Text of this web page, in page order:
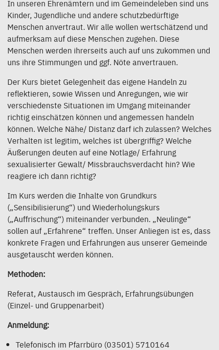
In unseren Ehrenämtern und im Gemeindeleben sind uns
Kinder, Jugendliche und andere schutzbedürftige
Menschen anvertraut. Wir alle wollen wertschätzend und
aufmerksam auf diese Menschen zugehen. Diese
Menschen werden ihrerseits auch auf uns zukommen und
uns ihre Stimmungen und ggf. Nöte anvertrauen.
Der Kurs bietet Gelegenheit das eigene Handeln zu
reflektieren, sowie Wissen und Anregungen, wie wir
verschiedenste Situationen im Umgang miteinander
richtig einschätzen können und angemessen handeln
können. Welche Nähe/ Distanz darf ich zulassen? Welches
Verhalten ist legitim, welches ist übergriffig? Welche
Äußerungen deuten auf eine Notlage/ Erfahrung
sexualisierter Gewalt/ Missbrauchsverdacht hin? Wie
reagiere ich dann richtig?
Im Kurs werden die Inhalte von Grundkurs
(„Sensibilisierung“) und Wiederholungskurs
(„Auffrischung“) miteinander verbunden. „Neulinge“
sollen auf „Erfahrene“ treffen. Unser Anliegen ist es, dass
konkrete Fragen und Erfahrungen aus unserer Gemeinde
ausgetauscht werden können.
Methoden:
Referat, Austausch im Gespräch, Erfahrungsübungen
(Einzel- und Gruppenarbeit)
Anmeldung:
Telefonisch im Pfarrbüro (03501) 5710164